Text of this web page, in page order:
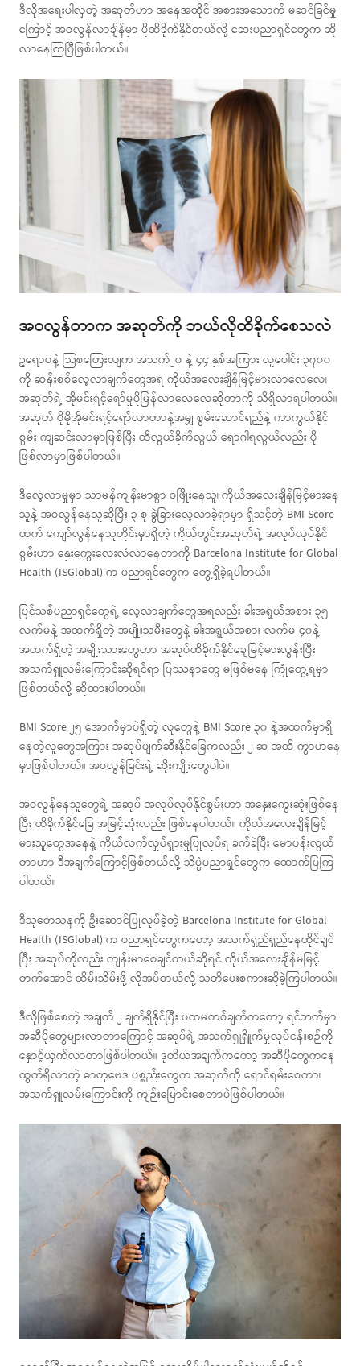
ဒီလိုအရေးပါလှတဲ့ အဆုတ်ဟာ အနေအထိုင် အစားအသောက် မဆင်ခြင်မှု
ကြောင့် အဝလွန်လာချိန်မှာ ပိုထိခိုက်နိုင်တယ်လို့ ဆေးပညာရှင်တွေက ဆို
လာနေကြပြီဖြစ်ပါတယ်။
အဝလွန်တာက အဆုတ်ကို ဘယ်လိုထိခိုက်စေသလဲ
ဥရောပနဲ့ သြစတြေးလျက အသက်၂၀ နဲ့ ၄၄ နှစ်အကြား လူပေါင်း ၃၇၀၀
ကို ဆန်းစစ်လေ့လာချက်တွေအရ ကိုယ်အလေးချိန်မြင့်မားလာလေလေ၊
အဆုတ်ရဲ့ အိုမင်းရင့်ရော်မှုပိုမြန်လာလေလေဆိုတာကို သိရှိလာရပါတယ်။
အဆုတ် ပိုမိုအိုမင်းရင့်ရော်လာတာနဲ့အမျှ စွမ်းဆောင်ရည်နဲ့ ကာကွယ်နိုင်
စွမ်း ကျဆင်းလာမှာဖြစ်ပြီး ထိလွယ်ခိုက်လွယ် ရောဂါရလွယ်လည်း ပို
ဖြစ်လာမှာဖြစ်ပါတယ်။
ဒီလေ့လာမှုမှာ သာမန်ကျန်းမာစွာ ဝဖြိုးနေသူ၊ ကိုယ်အလေးချိန်မြင့်မားနေ
သူနဲ့ အဝလွန်နေသူဆိုပြီး ၃ စု ခွဲခြားလေ့လာခဲ့ရာမှာ ရှိသင့်တဲ့ BMI Score
ထက် ကျော်လွန်နေသူတိုင်းမှာရှိတဲ့ ကိုယ်တွင်းအဆုတ်ရဲ့ အလုပ်လုပ်နိုင်
စွမ်းဟာ နှေးကွေးလေးလံလာနေတာကို Barcelona Institute for Global
Health (ISGlobal) က ပညာရှင်တွေက တွေ့ရှိခဲ့ရပါတယ်။
ပြင်သစ်ပညာရှင်တွေရဲ့ လေ့လာချက်တွေအရလည်း ခါးအရွယ်အစား ၃၅
လက်မနဲ့ အထက်ရှိတဲ့ အမျိုးသမီးတွေနဲ့ ခါးအရွယ်အစား လက်မ ၄၀နဲ့
အထက်ရှိတဲ့ အမျိုးသားတွေဟာ အဆုပ်ထိခိုက်နိုင်ချေမြင့်မားလွန်းပြီး
အသက်ရှူလမ်းကြောင်းဆိုရင်ရာ ပြဿနာတွေ မဖြစ်မနေ ကြုံတွေ့ရမှာ
ဖြစ်တယ်လို့ ဆိုထားပါတယ်။
BMI Score ၂၅ အောက်မှာပဲရှိတဲ့ လူတွေနဲ့ BMI Score ၃၀ နဲ့အထက်မှာရှိ
နေတဲ့လူတွေအကြား အဆုပ်ပျက်ဆီးနိုင်ခြေကလည်း ၂ ဆ အထိ ကွာဟနေ
မှာဖြစ်ပါတယ်။ အဝလွန်ခြင်းရဲ့ ဆိုးကျိုးတွေပါပဲ။
အဝလွန်နေသူတွေရဲ့ အဆုပ် အလုပ်လုပ်နိုင်စွမ်းဟာ အနှေးကွေးဆုံးဖြစ်နေ
ပြီး ထိခိုက်နိုင်ခြေ အမြင့်ဆုံးလည်း ဖြစ်နေပါတယ်။ ကိုယ်အလေးချိန်မြင့်
မားသူတွေအနေနဲ့ ကိုယ်လက်လှုပ်ရှားမှုပြုလုပ်ရ ခက်ခဲပြီး မောပန်းလွယ်
တာဟာ ဒီအချက်ကြောင့်ဖြစ်တယ်လို့ သိပ္ပံပညာရှင်တွေက ထောက်ပြကြ
ပါတယ်။
ဒီသုတေသနကို ဦးဆောင်ပြုလုပ်ခဲ့တဲ့ Barcelona Institute for Global
Health (ISGlobal) က ပညာရှင်တွေကတော့ အသက်ရှည်ရှည်နေထိုင်ချင်
ပြီး အဆုပ်ကိုလည်း ကျန်းမာစေချင်တယ်ဆိုရင် ကိုယ်အလေးချိန်မမြင့်
တက်အောင် ထိမ်းသိမ်းဖို့ လိုအပ်တယ်လို့ သတိပေးစကားဆိုခဲ့ကြပါတယ်။
ဒီလိုဖြစ်စေတဲ့ အချက် ၂ ချက်ရှိနိုင်ပြီး ပထမတစ်ချက်ကတော့ ရင်ဘတ်မှာ
အဆီပိုတွေများလာတာကြောင့် အဆုပ်ရဲ့ အသက်ရှူရှိူက်မှုလုပ်ငန်းစဉ်ကို
နှောင့်ယှက်လာတာဖြစ်ပါတယ်။ ဒုတိယအချက်ကတော့ အဆီပိုတွေကနေ
ထွက်ရှိလာတဲ့ ဓာတုဗေဒ ပစ္စည်းတွေက အဆုတ်ကို ရောင်ရမ်းစေကာ၊
အသက်ရှူလမ်းကြောင်းကို ကျဉ်းမြောင်းစေတာပဲဖြစ်ပါတယ်။